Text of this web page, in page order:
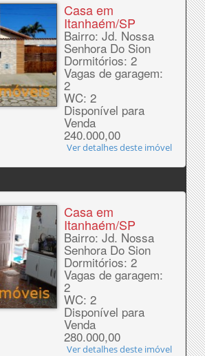
Casa em
Itanhaém/SP
Bairro: Jd. Nossa
Senhora Do Sion
Dormitórios: 2
Vagas de garagem:
2
WC: 2
Disponível para
Venda
240.000,00
Ver detalhes deste imóvel
Casa em
Itanhaém/SP
Bairro: Jd. Nossa
Senhora Do Sion
Dormitórios: 2
Vagas de garagem:
2
WC: 2
Disponível para
Venda
280.000,00
Ver detalhes deste imóvel